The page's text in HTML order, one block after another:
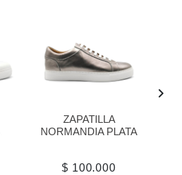
ZAPATILLA
NORMANDIA PLATA
$ 100.000